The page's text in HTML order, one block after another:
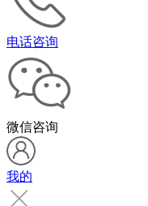
电话咨询
微信咨询
我的